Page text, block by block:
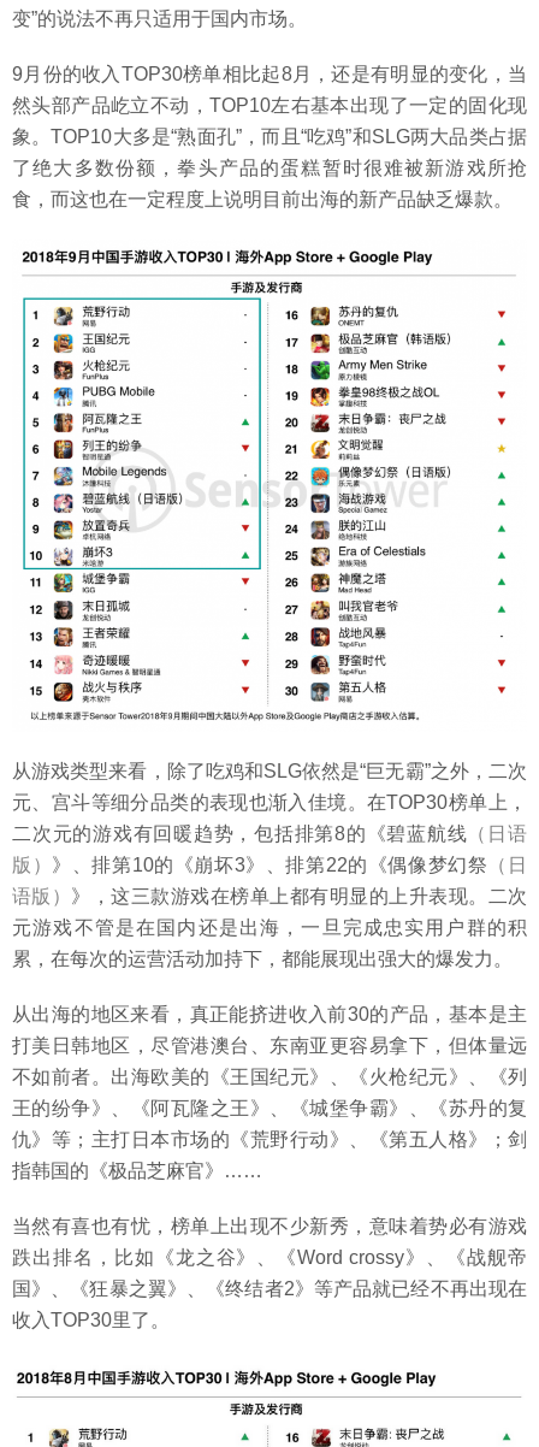
变”的说法不再只适用于国内市场。
9月份的收入TOP30榜单相比起8月，还是有明显的变化，当
然头部产品屹立不动，TOP10左右基本出现了一定的固化现
象。TOP10大多是“熟面孔”，而且“吃鸡”和SLG两大品类占据
了绝大多数份额，拳头产品的蛋糕暂时很难被新游戏所抢
食，而这也在一定程度上说明目前出海的新产品缺乏爆款。
从游戏类型来看，除了吃鸡和SLG依然是“巨无霸”之外，二次
元、宫斗等细分品类的表现也渐入佳境。在TOP30榜单上，
二次元的游戏有回暖趋势，包括排第8的《碧蓝航线 （日语
版） 》、排第10的《崩坏3》、排第22的《偶像梦幻祭 （日
语版） 》，这三款游戏在榜单上都有明显的上升表现。二次
元游戏不管是在国内还是出海，一旦完成忠实用户群的积
累，在每次的运营活动加持下，都能展现出强大的爆发力。
从出海的地区来看，真正能挤进收入前30的产品，基本是主
打美日韩地区，尽管港澳台、东南亚更容易拿下，但体量远
不如前者。出海欧美的《王国纪元》、《火枪纪元》、《列
王的纷争》、《阿瓦隆之王》、《城堡争霸》、《苏丹的复
仇》等；主打日本市场的《荒野行动》、《第五人格》；剑
指韩国的《极品芝麻官》……
当然有喜也有忧，榜单上出现不少新秀，意味着势必有游戏
跌出排名，比如《龙之谷》、《Word crossy》、《战舰帝
国》、《狂暴之翼》、《终结者2》等产品就已经不再出现在
收入TOP30里了。